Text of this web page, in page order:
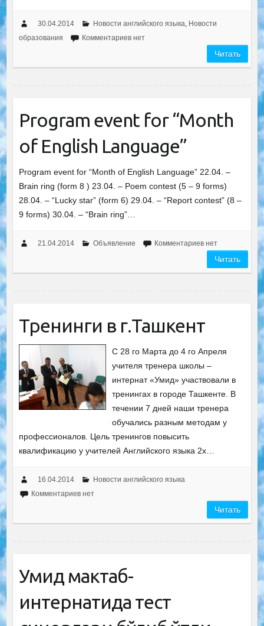
30.04.2014 Новости английского языка, Новости
образования
Комментариев нет
Читать
Program event for “Month
of English Language”
Program event for “Month of English Language” 22.04. –
Brain ring (form 8 ) 23.04. – Poem contest (5 – 9 forms)
28.04. – “Lucky star” (form 6) 29.04. – “Report contest” (8 –
9 forms) 30.04. – “Brain ring”…
21.04.2014 Объявление Комментариев нет
Читать
Тренинги в г.Ташкент
С 28 го Марта до 4 го Апреля
учителя тренера школы –
интернат «Умид» участвовали в
тренингах в городе Ташкенте. В
течении 7 дней наши тренера
обучались разным методам у
профессионалов. Цель тренингов повысить
квалификацию у учителей Английского языка 2х…
16.04.2014
Новости английского языка
Комментариев нет
Читать
Умид мактаб-
интернатида тест